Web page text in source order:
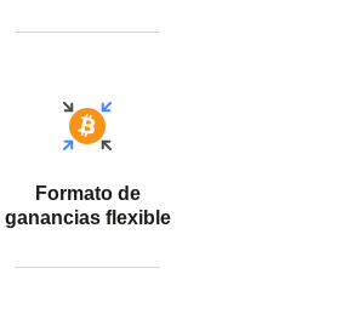
Formato de
ganancias flexible